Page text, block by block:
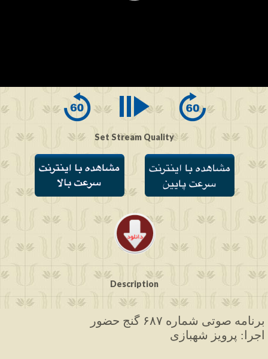
of
Set Stream Quality
Description
برنامه صوتی شماره ۶۸۷ گنج حضور
اجرا: پرویز شهبازی